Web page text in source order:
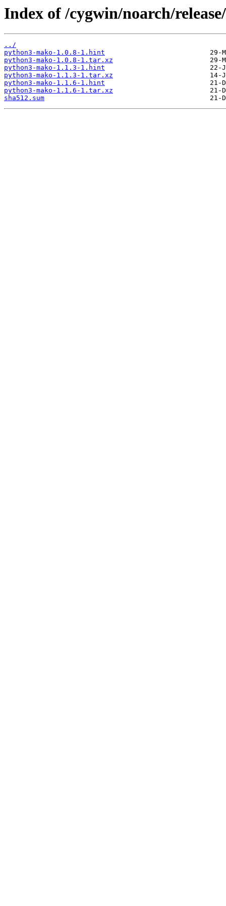
Index of /cygwin/noarch/
../
python3-mako-1.0.8-1.hint
python3-mako-1.0.8-1.tar.xz
python3-mako-1.1.3-1.hint
python3-mako-1.1.3-1.tar.xz
python3-mako-1.1.6-1.hint
python3-mako-1.1.6-1.tar.xz
sha512.sum